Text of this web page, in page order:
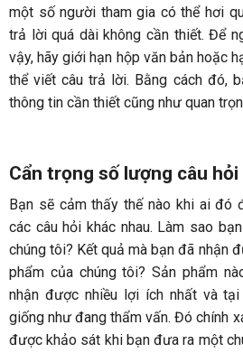
một số người tham gia có thể hơi
trả lời quá dài không cần thiết. Để
vậy, hãy giới hạn hộp văn bản hoặc
thể viết câu trả lời. Bằng cách đó,
thông tin cần thiết cũng như quan
Cẩn trọng số lượng câu hỏi
Bạn sẽ cảm thấy thế nào khi ai đó
các câu hỏi khác nhau. Làm sao
chúng tôi? Kết quả mà bạn đã nhận
phẩm của chúng tôi? Sản phẩm
nhận được nhiều lợi ích nhất và
giống như đang thẩm vấn. Đó chính
được khảo sát khi bạn đưa ra một